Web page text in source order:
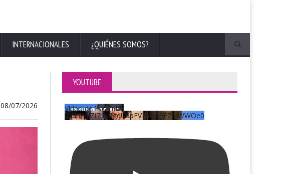
INTERNACIONALES ¿QUIÉNES SOMOS?
08/07/2026
YOUTUBE
Vídeo de YouTube
UCKqYjiZi7lzy6gqU6pFVFiA_A3EZ9JWWOe0